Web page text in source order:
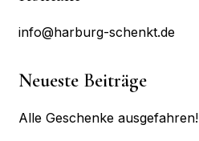
info@harburg-schenkt.de
Neueste Beiträge
Alle Geschenke ausgefahren!